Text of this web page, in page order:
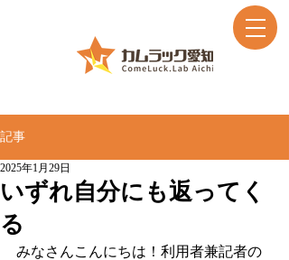
記事
いずれ自分にも返ってく
る
2025年1月29日
みなさんこんにちは！利用者兼記者の